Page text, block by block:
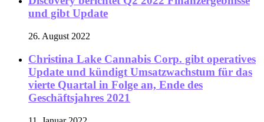
und gibt Update
26. August 2022
Christina Lake Cannabis Corp. gibt operatives
Update und kündigt Umsatzwachstum für das
vierte Quartal in Folge an, Ende des
Geschäftsjahres 2021